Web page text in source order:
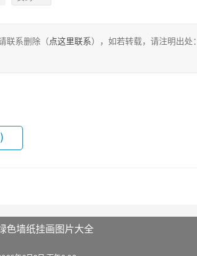
联系删除（点这里联系），如若转载，请注明出处：
色墙纸挂画图片大全